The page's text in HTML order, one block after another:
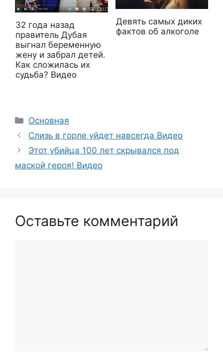
32 года назад
правитель Дубая
выгнал беременную
жену и забрал детей.
Как сложилась их
судьба? Видео
Девять самых диких
фактов об алкоголе
Рубрики
Основная
Слизь в горле уйдет навсегда Видео
Этот убийца 100 лет скрывался под
маской героя! Видео
Оставьте комментарий